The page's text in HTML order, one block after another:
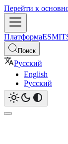
Перейти к
ПлатформаESM
Поиск
Русский
English
Русский